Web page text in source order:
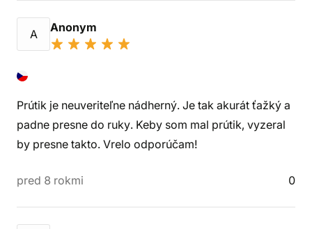
A Anonym
Prútik je neuveriteľne nádherný. Je tak akurát ťažký a
padne presne do ruky. Keby som mal prútik, vyzeral
by presne takto. Vrelo odporúčam!
pred 8 rokmi 0